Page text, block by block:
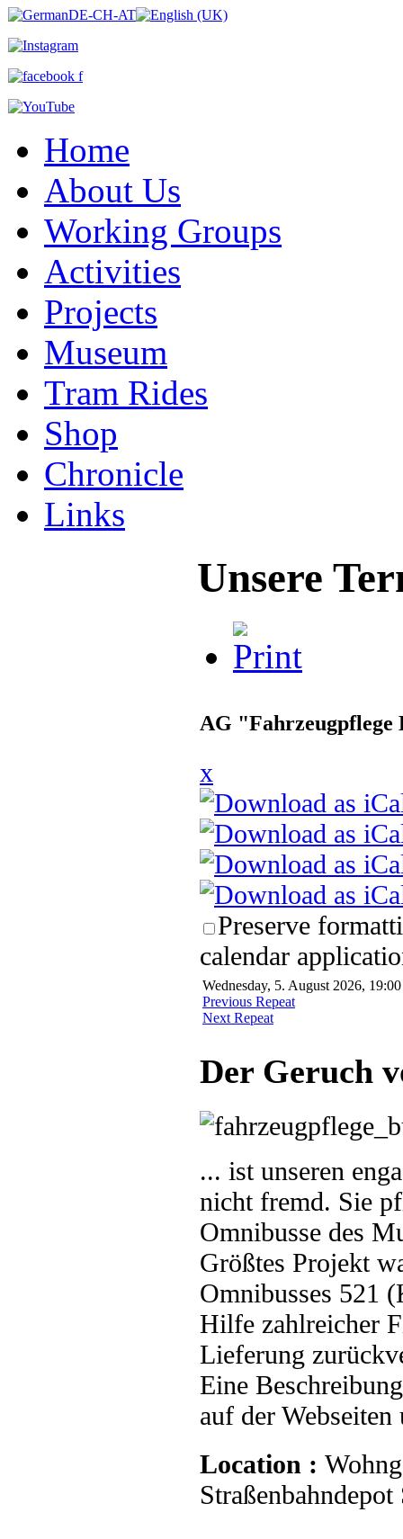
Home
About Us
Working Groups
Activities
Projects
Museum
Tram Rides
Shop
Chronicle
Links
Unsere
AG "Fahrzeugpflege
x
Preserve
calendar
Wednesday, 5. August 2026,
Previous Repeat
Next Repeat
Der Geruch
... ist unseren
nicht fremd. Sie
Omnibusse des
Größtes Projekt
Omnibusses 521
Hilfe zahlreicher
Lieferung
Eine
auf der
Location :
Straßenbahndepot